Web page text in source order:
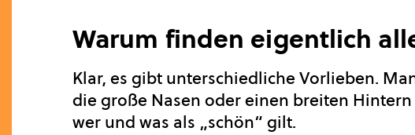
Warum finden eigentlich
Klar, es gibt unterschiedliche Vorlieben.
die große Nasen oder einen breiten
wer und was als „schön“ gilt.